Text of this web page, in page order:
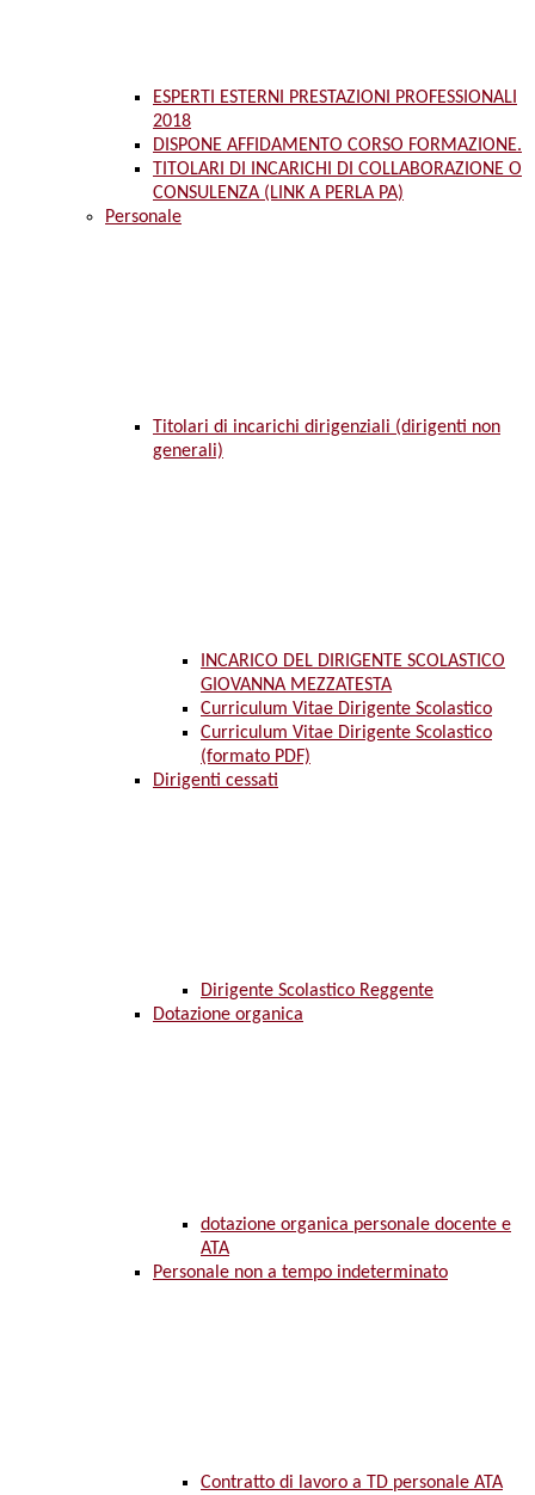
ESPERTI ESTERNI PRESTAZIONI PROFESSIONALI
2018
DISPONE AFFIDAMENTO CORSO FORMAZIONE.
TITOLARI DI INCARICHI DI COLLABORAZIONE O
CONSULENZA (LINK A PERLA PA)
Personale
Titolari di incarichi dirigenziali (dirigenti non
generali)
INCARICO DEL DIRIGENTE SCOLASTICO
GIOVANNA MEZZATESTA
Curriculum Vitae Dirigente Scolastico
Curriculum Vitae Dirigente Scolastico
(formato PDF)
Dirigenti cessati
Dirigente Scolastico Reggente
Dotazione organica
dotazione organica personale docente e
ATA
Personale non a tempo indeterminato
Contratto di lavoro a TD personale ATA